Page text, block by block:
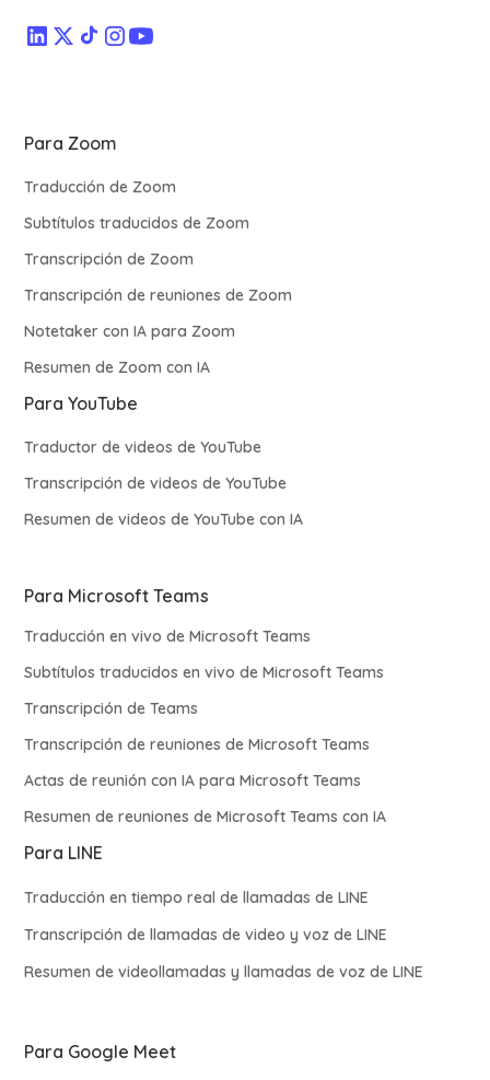
Para Zoom
Traducción de Zoom
Subtítulos traducidos de Zoom
Transcripción de Zoom
Transcripción de reuniones de Zoom
Notetaker con IA para Zoom
Resumen de Zoom con IA
Para YouTube
Traductor de videos de YouTube
Transcripción de videos de YouTube
Resumen de videos de YouTube con IA
Para Microsoft Teams
Traducción en vivo de Microsoft Teams
Subtítulos traducidos en vivo de Microsoft Teams
Transcripción de Teams
Transcripción de reuniones de Microsoft Teams
Actas de reunión con IA para Microsoft Teams
Resumen de reuniones de Microsoft Teams con IA
Para LINE
Traducción en tiempo real de llamadas de LINE
Transcripción de llamadas de video y voz de LINE
Resumen de videollamadas y llamadas de voz de LINE
Para Google Meet